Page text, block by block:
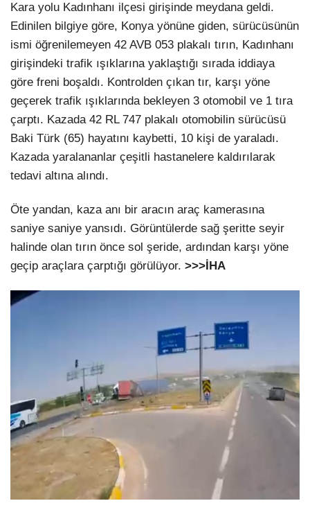
Kara yolu Kadınhanı ilçesi girişinde meydana geldi.
Edinilen bilgiye göre, Konya yönüne giden, sürücüsünün
ismi öğrenilemeyen 42 AVB 053 plakalı tırın, Kadınhanı
girişindeki trafik ışıklarına yaklaştığı sırada iddiaya
göre freni boşaldı. Kontrolden çıkan tır, karşı yöne
geçerek trafik ışıklarında bekleyen 3 otomobil ve 1 tıra
çarptı. Kazada 42 RL 747 plakalı otomobilin sürücüsü
Baki Türk (65) hayatını kaybetti, 10 kişi de yaraladı.
Kazada yaralananlar çeşitli hastanelere kaldırılarak
tedavi altına alındı.
Öte yandan, kaza anı bir aracın araç kamerasına
saniye saniye yansıdı. Görüntülerde sağ şeritte seyir
halinde olan tırın önce sol şeride, ardından karşı yöne
geçip araçlara çarptığı görülüyor. >>>İHA